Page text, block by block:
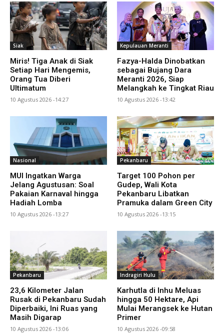
Siak
Miris! Tiga Anak di Siak
Setiap Hari Mengemis,
Orang Tua Diberi
Ultimatum
10 Agustus 2026 -14:27
Kepulauan Meranti
Fazya-Halda Dinobatkan
sebagai Bujang Dara
Meranti 2026, Siap
Melangkah ke Tingkat Riau
10 Agustus 2026 -13:42
Nasional
MUI Ingatkan Warga
Jelang Agustusan: Soal
Pakaian Karnaval hingga
Hadiah Lomba
10 Agustus 2026 -13:27
Pekanbaru
Target 100 Pohon per
Gudep, Wali Kota
Pekanbaru Libatkan
Pramuka dalam Green City
10 Agustus 2026 -13:15
Pekanbaru
23,6 Kilometer Jalan
Rusak di Pekanbaru Sudah
Diperbaiki, Ini Ruas yang
Masih Digarap
10 Agustus 2026 -13:06
Indragiri Hulu
Karhutla di Inhu Meluas
hingga 50 Hektare, Api
Mulai Merangsek ke Hutan
Primer
10 Agustus 2026 -09:58